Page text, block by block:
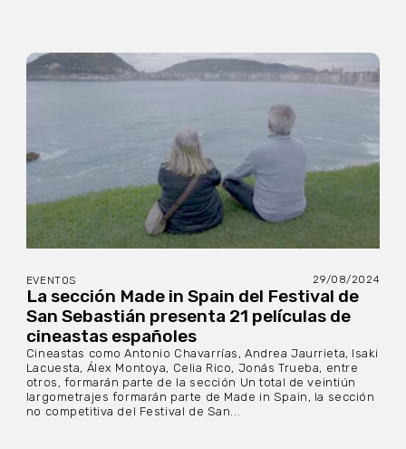
EVENTOS 29/08/2024
La sección Made in Spain del Festival de
San Sebastián presenta 21 películas de
cineastas españoles
Cineastas como Antonio Chavarrías, Andrea Jaurrieta, Isaki
Lacuesta, Álex Montoya, Celia Rico, Jonás Trueba, entre
otros, formarán parte de la sección Un total de veintiún
largometrajes formarán parte de Made in Spain, la sección
no competitiva del Festival de San...